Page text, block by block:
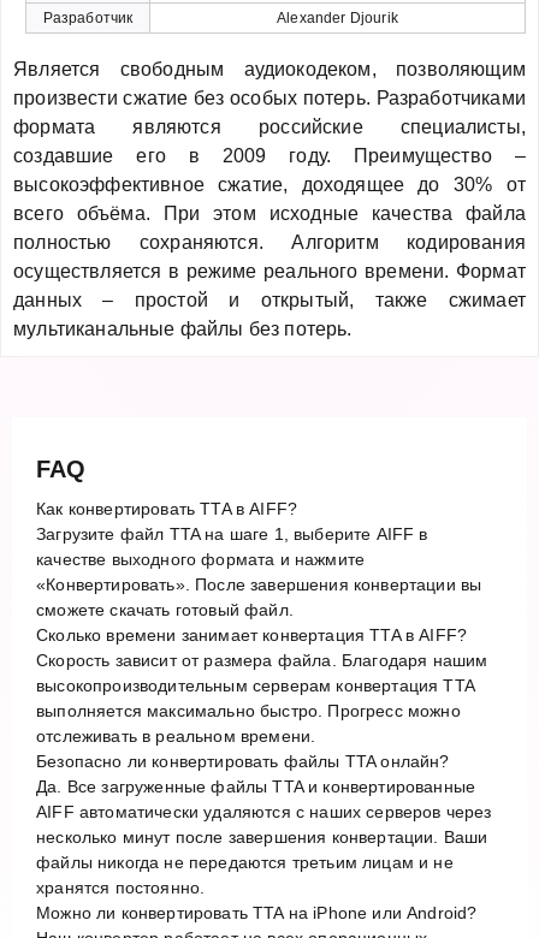
Разработчик
Alexander Djourik
Является свободным аудиокодеком, позволяющим
произвести сжатие без особых потерь. Разработчиками
формата являются российские специалисты,
создавшие его в 2009 году. Преимущество –
высокоэффективное сжатие, доходящее до 30% от
всего объёма. При этом исходные качества файла
полностью сохраняются. Алгоритм кодирования
осуществляется в режиме реального времени. Формат
данных – простой и открытый, также сжимает
мультиканальные файлы без потерь.
FAQ
Как конвертировать TTA в AIFF?
Загрузите файл TTA на шаге 1, выберите AIFF в
качестве выходного формата и нажмите
«Конвертировать». После завершения конвертации вы
сможете скачать готовый файл.
Сколько времени занимает конвертация TTA в AIFF?
Скорость зависит от размера файла. Благодаря нашим
высокопроизводительным серверам конвертация TTA
выполняется максимально быстро. Прогресс можно
отслеживать в реальном времени.
Безопасно ли конвертировать файлы TTA онлайн?
Да. Все загруженные файлы TTA и конвертированные
AIFF автоматически удаляются с наших серверов через
несколько минут после завершения конвертации. Ваши
файлы никогда не передаются третьим лицам и не
хранятся постоянно.
Можно ли конвертировать TTA на iPhone или Android?